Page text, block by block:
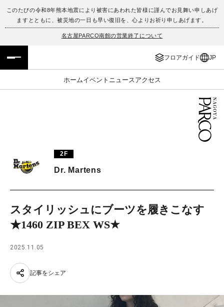
このたびの令和8年熊本地震により被害にあわれた皆様に謹んでお見舞い申しあげ
ますとともに、被災地の一日も早い復旧を、心よりお祈り申しあげます。
名古屋PARCO南館の営業終了について
フロアガイド JP
ホームイベント ニュース アクセス
フロアガイド
イベント・ポップアップ
TAX FREE
JP
ENGLISH
2F
Dr. Martens
スタイリッシュにブーツを履きこなす
★1460 ZIP BEX WS★
2025.11.05
記事をシェア